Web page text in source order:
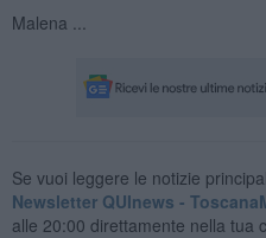
Malena ...
Se vuoi leggere le notizie
Newsletter QUInews -
alle 20:00 direttamente nella tua